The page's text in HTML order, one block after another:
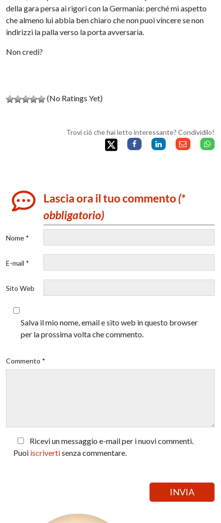
della gara persa ai rigori con la Germania: perché mi aspetto
che almeno lui abbia ben chiaro che non puoi vincere se non
indirizzi la palla verso la porta avversaria.
Non credi?
(No Ratings Yet)
Trovi ciò che hai letto interessante? Condividilo!
Lascia ora il tuo commento(*
obbligatorio)
Nome *
E-mail *
Sito Web
Salva il mio nome, email e sito web in questo browser
per la prossima volta che commento.
Commento *
Ricevi un messaggio e-mail per i nuovi commenti.
Puoi iscrivertisenza commentare.